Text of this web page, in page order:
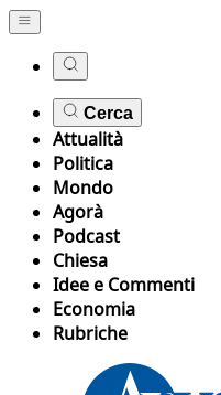
Cerca
Attualità
Politica
Mondo
Agorà
Podcast
Chiesa
Idee e Commenti
Economia
Rubriche